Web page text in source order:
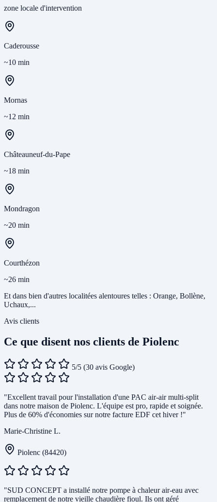
zone locale d'intervention
Caderousse
~10 min
Mornas
~12 min
Châteauneuf-du-Pape
~18 min
Mondragon
~20 min
Courthézon
~26 min
Et dans bien d'autres localitées alentoures telles : Orange, Bollène,
Uchaux,...
Avis clients
Ce que disent nos clients de Piolenc
5/5 (30 avis Google)
"Excellent travail pour l'installation d'une PAC air-air multi-split
dans notre maison de Piolenc. L'équipe est pro, rapide et soignée.
Plus de 60% d'économies sur notre facture EDF cet hiver !"
Marie-Christine L.
Piolenc (84420)
"SUD CONCEPT a installé notre pompe à chaleur air-eau avec
remplacement de notre vieille chaudière fioul. Ils ont géré